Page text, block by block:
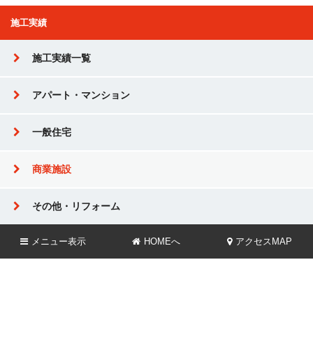
施工実績
施工実績一覧
アパート・マンション
一般住宅
商業施設
その他・リフォーム
メニュー表示 HOMEへ アクセスMAP